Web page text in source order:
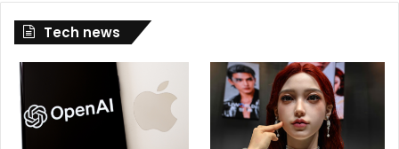
Tech news